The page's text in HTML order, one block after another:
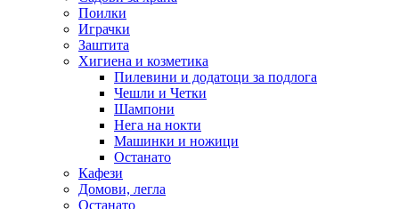
Поилки
Играчки
Заштита
Хигиена и козметика
Пилевини и додатоци за подлога
Чешли и Четки
Шампони
Нега на нокти
Машинки и ножици
Останато
Кафези
Домови, легла
Останато